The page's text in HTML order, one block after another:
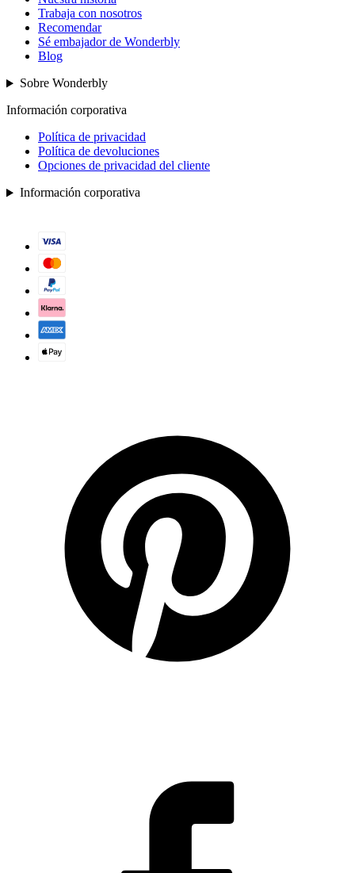
Trabaja con nosotros
Recomendar
Sé embajador de Wonderbly
Blog
Sobre Wonderbly
Información corporativa
Política de privacidad
Política de devoluciones
Opciones de privacidad del cliente
Información corporativa